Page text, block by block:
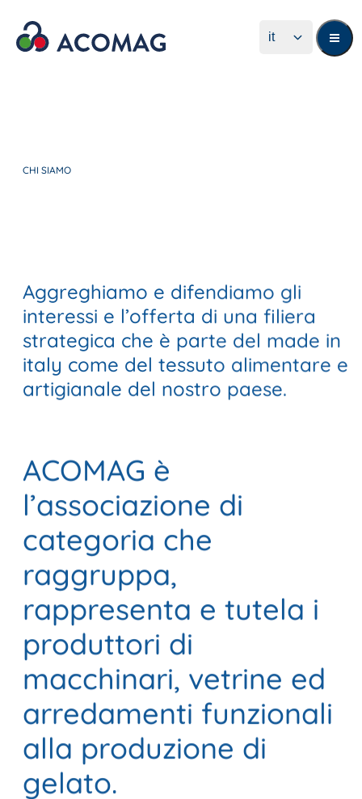
CHI SIAMO
Aggreghiamo e difendiamo gli
interessi e l’offerta di una filiera
strategica che è parte del made in
italy come del tessuto alimentare e
artigianale del nostro paese.
ACOMAG è
l’associazione di
categoria che
raggruppa,
rappresenta e tutela i
produttori di
macchinari, vetrine ed
arredamenti funzionali
alla produzione di
gelato.
Attività
News
Consiglio Direttivo
Codice Etico
Il gelato artigianale
it
Attività
News
Consiglio Direttivo
Codice Etico
Il gelato artigianale